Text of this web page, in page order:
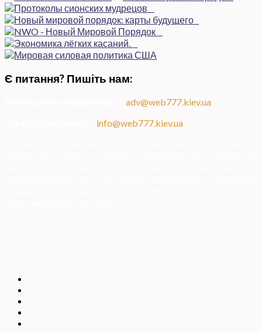
Є питання? Пишіть нам:
adv@web777.kiev.ua
info@web777.kiev.ua